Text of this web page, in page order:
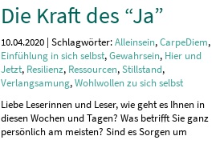
Die Kraft des “Ja”
10.04.2020 | Schlagwörter: Alleinsein, CarpeDiem,
Einfühlung in sich selbst, Gewahrsein, Hier und
Jetzt, Resilienz, Ressourcen, Stillstand,
Verlangsamung, Wohlwollen zu sich selbst
Liebe Leserinnen und Leser, wie geht es Ihnen in
diesen Wochen und Tagen? Was betrifft Sie ganz
persönlich am meisten? Sind es Sorgen um